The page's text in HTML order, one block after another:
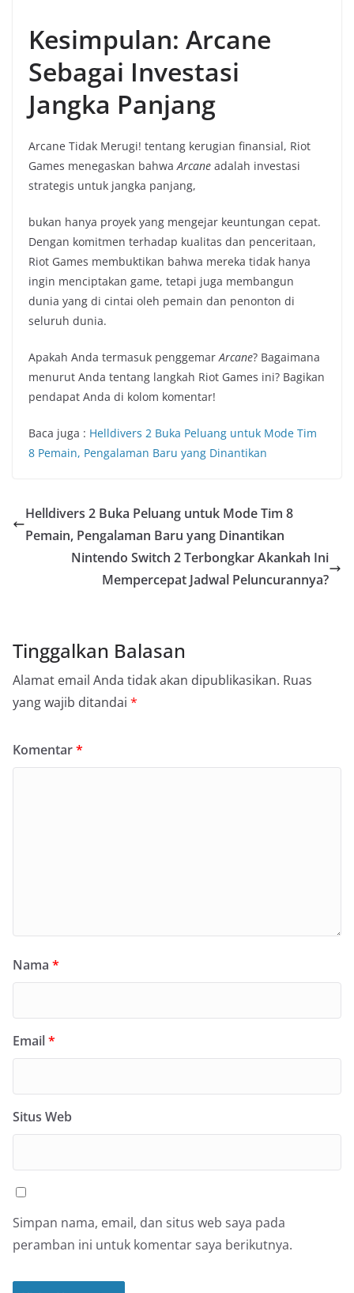
Kesimpulan: Arcane
Sebagai Investasi
Jangka Panjang
Arcane Tidak Merugi! tentang kerugian finansial, Riot
Games menegaskan bahwaArcane adalah investasi
strategis untuk jangka panjang,
bukan hanya proyek yang mengejar keuntungan cepat.
Dengan komitmen terhadap kualitas dan penceritaan,
Riot Games membuktikan bahwa mereka tidak hanya
ingin menciptakan game, tetapi juga membangun
dunia yang di cintai oleh pemain dan penonton di
seluruh dunia.
Apakah Anda termasuk penggemarArcane? Bagaimana
menurut Anda tentang langkah Riot Games ini? Bagikan
pendapat Anda di kolom komentar!
Baca juga : Helldivers 2 Buka Peluang untuk Mode Tim
8 Pemain, Pengalaman Baru yang Dinantikan
Helldivers 2 Buka Peluang untuk Mode Tim 8
Pemain, Pengalaman Baru yang Dinantikan
Nintendo Switch 2 Terbongkar Akankah Ini
Mempercepat Jadwal Peluncurannya?
Tinggalkan Balasan
Alamat email Anda tidak akan dipublikasikan. Ruas
yang wajib ditandai *
Komentar*
Nama *
Email*
Situs Web
Simpan nama, email, dan situs web saya pada
peramban ini untuk komentar saya berikutnya.